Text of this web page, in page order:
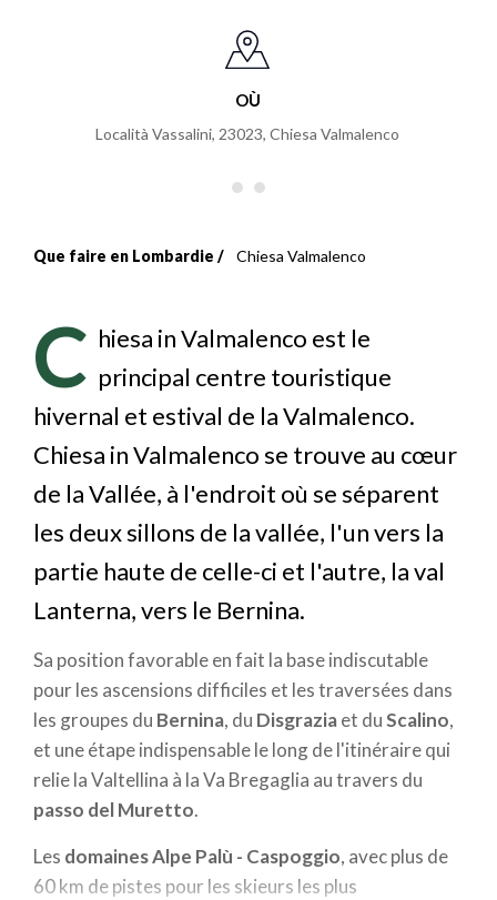
OÙ
Località Vassalini, 23023, Chiesa Valmalenco
Fil
d'Ariane
Que faire en Lombardie Chiesa Valmalenco
C hiesa in Valmalenco est le
principal centre touristique
hivernal et estival de la Valmalenco.
Chiesa in Valmalenco se trouve au cœur
de la Vallée, à l'endroit où se séparent
les deux sillons de la vallée, l'un vers la
partie haute de celle-ci et l'autre, la val
Lanterna, vers le Bernina.
Sa position favorable en fait la base indiscutable
pour les ascensions difficiles et les traversées dans
les groupes du Bernina, du Disgraziaet duScalino,
et une étape indispensable le long de l'itinéraire qui
relie la Valtellina à la Va Bregaglia au travers du
passo del Muretto.
Les domaines Alpe Palù - Caspoggio, avec plus de
60 km de pistes pour les skieurs les plus